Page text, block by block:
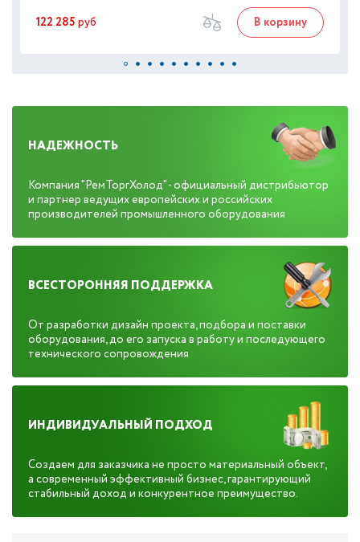
122 285 руб В корзину
НАДЕЖНОСТЬ
Компания "РемТоргХолод" - официальный дистрибьютор
и партнер ведущих европейских и российских
производителей промышленного оборудования
ВСЕСТОРОННЯЯ ПОДДЕРЖКА
От разработки дизайн проекта, подбора и поставки
оборудования, до его запуска в работу и последующего
технического сопровождения
ИНДИВИДУАЛЬНЫЙ ПОДХОД
Создаем для заказчика не просто материальный объект,
а современный эффективный бизнес, гарантирующий
стабильный доход и конкурентное преимущество.